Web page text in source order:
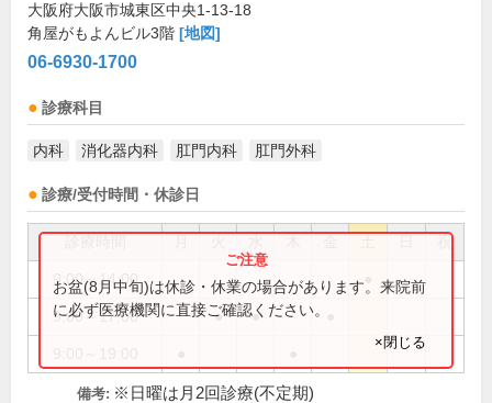
大阪府大阪市城東区中央1-13-18
角屋がもよんビル3階 [地図]
06-6930-1700
診療科目
内科 消化器内科 肛門内科 肛門外科
診療/受付時間・休診日
祝
9:00～14:00
9:00～17:00 ● ●
お盆(8月中旬)は休診・休業の場合があります。来院前
に必ず医療機関に直接ご確認ください。
×閉じる
備考: ※日曜は月2回診療(不定期)